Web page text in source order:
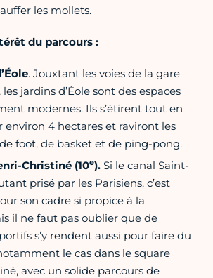
les mollets.
du parcours :
. Jouxtant les voies de la gare
les jardins d’Éole sont des espaces
modernes. Ils s’étirent tout en
environ 4 hectares et raviront les
foot, de basket et de ping-pong.
Christiné (10e). Si le canal Saint-
prisé par les Parisiens, c’est
son cadre si propice à la
il ne faut pas oublier que de
s’y rendent aussi pour faire du
le cas dans le square
avec un solide parcours de